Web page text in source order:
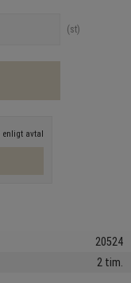
st
enligt avtal
20524
2 tim.